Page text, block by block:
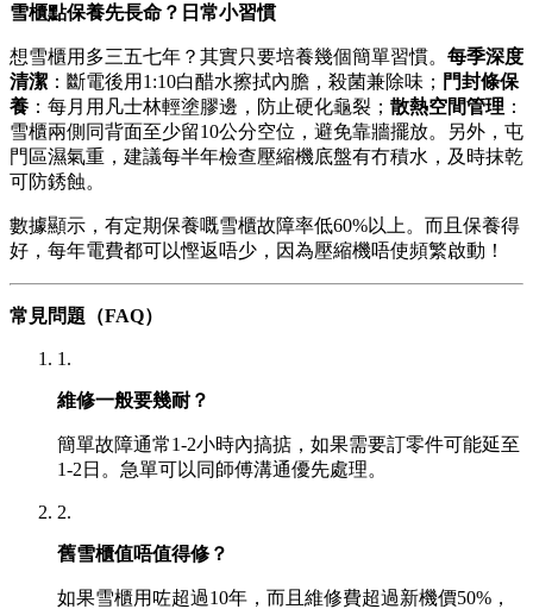
雪櫃點保養先長命？日常小習慣
想雪櫃用多三五七年？其實只要培養幾個簡單習慣。 每季深度
清潔 ：斷電後用1:10白醋水擦拭內膽，殺菌兼除味； 門封條保
養 ：每月用凡士林輕塗膠邊，防止硬化龜裂； 散熱空間管理 ：
雪櫃兩側同背面至少留10公分空位，避免靠牆擺放。另外，屯
門區濕氣重，建議每半年檢查壓縮機底盤有冇積水，及時抹乾
可防銹蝕。
數據顯示，有定期保養嘅雪櫃故障率低60%以上。而且保養得
好，每年電費都可以慳返唔少，因為壓縮機唔使頻繁啟動！
常見問題（FAQ）
1.
維修一般要幾耐？
簡單故障通常1-2小時內搞掂，如果需要訂零件可能延至
1-2日。急單可以同師傅溝通優先處理。
2.
舊雪櫃值唔值得修？
如果雪櫃用咗超過10年，而且維修費超過新機價50%，